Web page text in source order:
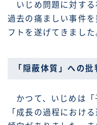
いじめ問題に対する
過去の痛ましい事件
フトを遂げてきました
「隠蔽体質」への
かつて、いじめは「
「成長の過程におけ